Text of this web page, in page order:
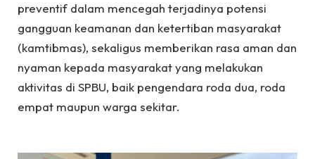
preventif dalam mencegah terjadinya potensi
gangguan keamanan dan ketertiban masyarakat
(kamtibmas), sekaligus memberikan rasa aman dan
nyaman kepada masyarakat yang melakukan
aktivitas di SPBU, baik pengendara roda dua, roda
empat maupun warga sekitar.